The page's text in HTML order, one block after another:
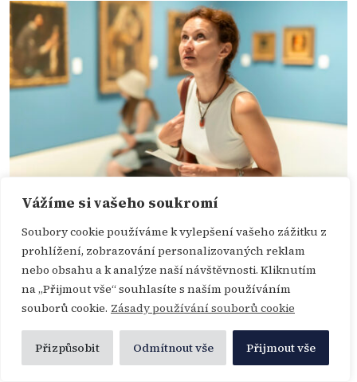
Vážíme si vašeho soukromí
Soubory cookie používáme k vylepšení vašeho zážitku z
prohlížení, zobrazování personalizovaných reklam
nebo obsahu a k analýze naší návštěvnosti. Kliknutím
na „Přijmout vše“ souhlasíte s naším používáním
souborů cookie. Zásady používání souborů cookie
Přizpůsobit Odmítnout vše Přijmout vše
Proč starověká medicína spojuje krásu a ušlechtilé umění se